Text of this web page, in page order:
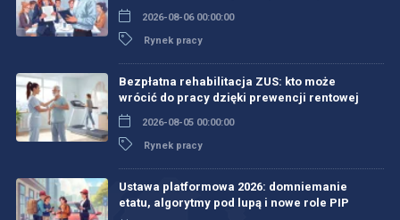
2026-08-06 00:00:00
Rynek pracy
Bezpłatna rehabilitacja ZUS: kto może
wrócić do pracy dzięki prewencji rentowej
2026-08-05 00:00:00
Rynek pracy
Ustawa platformowa 2026: domniemanie
etatu, algorytmy pod lupą i nowe role PIP